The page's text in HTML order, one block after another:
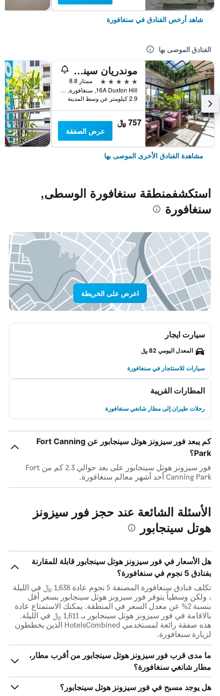
شاهد أرخص الفنادق في سنغافورة
الفنادق الموصى بها
موندريان سينجابور دوكستون
5 نجوم
ممتاز 8.8
16A Duxton Hill, سنغافورة, سنغافورة
2.9 كيلومتر عن وسط المدينة
757 ﷼
عرض الصفقة
مشاهدة الفنادق الأخرى الموصى بها
استكشفمنطقة سنغافورة الوسطى,
سنغافورة
اعرض على الخريطة
سيارت ايجار
المعدل اليومي 82 ﷼
سيارات للاستئجار في سنغافورة
المطارات القريبة
رحلات طيران إلى مطار شانغي سنغافورة
كم يبعد فور سيزونز هوتل سينجابور عن Fort Canning
Park؟
فور سيزونز هوتل سينجابور على بعد حوالي 2.3 كم من Fort
Canning Park أحد أشهر معالم سنغافورة.
الأسئلة الشائعة عند حجز فور سيزونز
هوتل سينجابور
هل الأسعار في فور سيزونز هوتل سينجابور قابلة للمقارنة
بفنادق 5 نجوم في سنغافورة؟
تكلف فنادق سنغافورة المصنفة 5 نجوم عادة 1,638 ﷼ في الليلة
، ولكن وسطياً يتوفر فور سيزونز هوتل سينجابور بسعر أقل
بنسبة 2% عن معدل السعر في المنطقة. يمكنك الاستمتاع عادة
بالاقامة في فور سيزونز هوتل سينجابور بـ 1,611 ﷼ في الليلة.
هذه صفقة رائعة لمستخدمي HotelsCombined الذين يخططون
لزيارة سنغافورة.
ما مدى قرب فور سيزونز هوتل سينجابور من أقرب مطار،
مطار شانغي سنغافورة؟
هل يوجد مسبح في فور سيزونز هوتل سينجابور؟